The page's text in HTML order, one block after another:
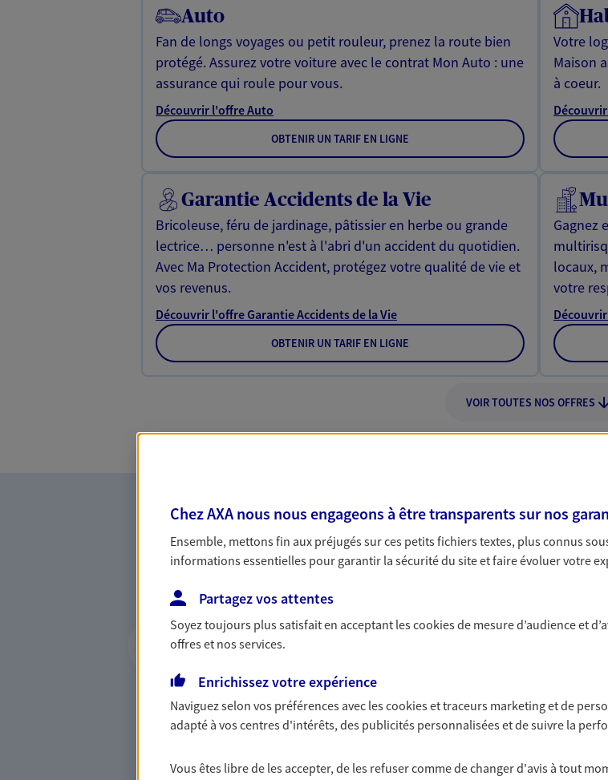
Auto
Fan de longs voyages ou petit rouleur, prenez la route bien
protégé. Assurez votre voiture avec le contrat Mon Auto : une
assurance qui roule pour vous.
Découvrir l'offre Auto
OBTENIR UN TARIF EN LIGNE
Votre
Maison
à coeur.
Garantie Accidents de la Vie
Bricoleuse, féru de jardinage, pâtissier en herbe ou grande
lectrice… personne n'est à l'abri d'un accident du quotidien.
Avec Ma Protection Accident, protégez votre qualité de vie et
vos revenus.
Découvrir l'offre Garantie Accidents de la Vie
OBTENIR UN TARIF EN LIGNE
Gagnez
locaux,
votre
VOIR TOUTES NOS OFFRES
Nos
Vous accompagner dans la durée et la
confiance
Vous accompagner dans vos projets de vie tout au long de
votre vie, c'est ainsi que nous concevons notre métier : dans
la confiance et la proximité. C'est en apprenant à vous
Chez AXA nous nous engageons à être transparents sur nos
Ensemble, mettons fin aux préjugés sur ces petits fichiers textes, plus connus
informations essentielles pour garantir la sécurité du site et faire évoluer votre
Partagez vos attentes
Soyez toujours plus satisfait en acceptant lescookiesde mesure d’audience et
offres et nos services.
Enrichissez votre expérience
Naviguez selon vos préférences avec lescookies et traceurs marketing et de
adapté à vos centres d'intérêts, des publicités personnalisées et de suivre la
Vous êtes libre de les accepter, de les refuser comme de changer d'avis à tout